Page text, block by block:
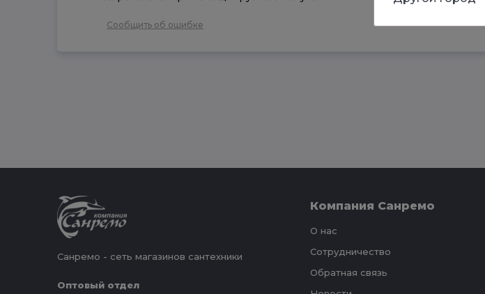
Сообщить об ошибке
Санремо - сеть магазинов сантехники
Оптовый отдел
Компания Санремо
О нас
Сотрудничество
Обратная связь